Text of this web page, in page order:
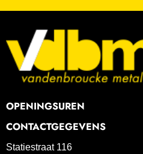
OPENINGSUREN
CONTACTGEGEVENS
Statiestraat 116